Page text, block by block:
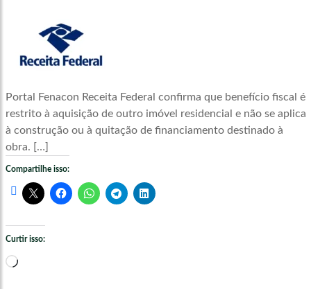
Portal Fenacon Receita Federal confirma que benefício fiscal é
restrito à aquisição de outro imóvel residencial e não se aplica
à construção ou à quitação de financiamento destinado à
obra. […]
Compartilhe isso:
Curtir isso:
Carregando...